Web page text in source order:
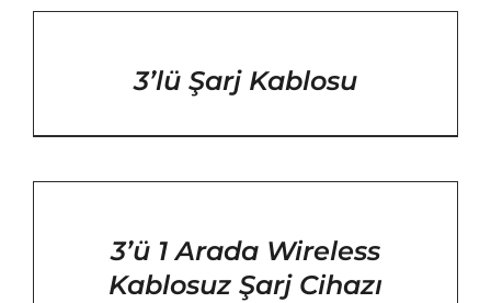
3’lü Şarj Kablosu
3’ü 1 Arada Wireless
Kablosuz Şarj Cihazı